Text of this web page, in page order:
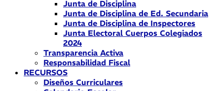
Junta de Disciplina
Junta de Disciplina de Ed. Secundaria
Junta de Disciplina de Inspectores
Junta Electoral Cuerpos Colegiados
2024
Transparencia Activa
Responsabilidad Fiscal
RECURSOS
Diseños Curriculares